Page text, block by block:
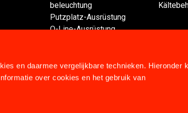
en daarmee vergelijkbare technieken. Hieronder
over cookies en het gebruik van
beleuchtung
Putzplatz-Ausrüstung
Q-Line-Ausrüstung